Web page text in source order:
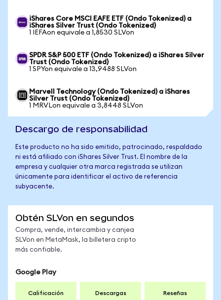
iShares Core MSCI EAFE ETF (Ondo Tokenized) a
iShares Silver Trust (Ondo Tokenized)
1 IEFAon equivale a 1,8530 SLVon
SPDR S&P 500 ETF (Ondo Tokenized) a iShares Silver
Trust (Ondo Tokenized)
1 SPYon equivale a 13,9488 SLVon
Marvell Technology (Ondo Tokenized) a iShares
Silver Trust (Ondo Tokenized)
1 MRVLon equivale a 3,8448 SLVon
Descargo de responsabilidad
Este producto no ha sido emitido, patrocinado, respaldado
ni está afiliado con iShares Silver Trust. El nombre de la
empresa y cualquier otra marca registrada se utilizan
únicamente para identificar el activo de referencia
subyacente.
Obtén SLVon en segundos
Compra, vende, intercambia y canjea
SLVon en MetaMask, la billetera cripto
más confiable.
Google Play
Calificación Descargas Reseñas